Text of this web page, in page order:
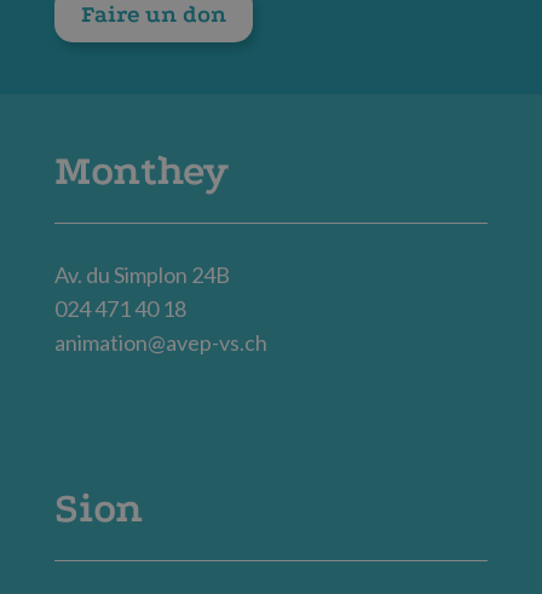
Faire un don
Monthey
Av. du Simplon 24B
024 471 40 18
animation@avep-vs.ch
Sion